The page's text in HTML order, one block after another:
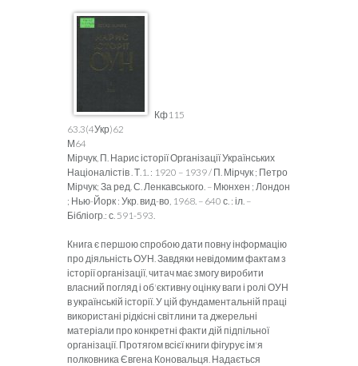
Кф115
63.3(4Укр)62
М64
Мірчук, П. Нарис історії Організації Українських
Націоналістів . Т.1. : 1920 – 1939 / П. Мірчук ; Петро
Мірчук; За ред. С. Ленкавського. – Мюнхен ; Лондон
; Нью-Йорк : Укр. вид-во, 1968. – 640 с. : іл. –
Бібліогр.: с. 591-593.
Книга є першою спробою дати повну інформацію
про діяльність ОУН. Завдяки невідомим фактам з
історії організації, читач має змогу виробити
власний погляд і об'єктивну оцінку ваги і ролі ОУН
в українській історії. У цій фундаментальній праці
використані рідкісні світлини та джерельні
матеріали про конкретні факти дій підпільної
організації. Протягом всієї книги фігурує ім'я
полковника Євгена Коновальця. Надається